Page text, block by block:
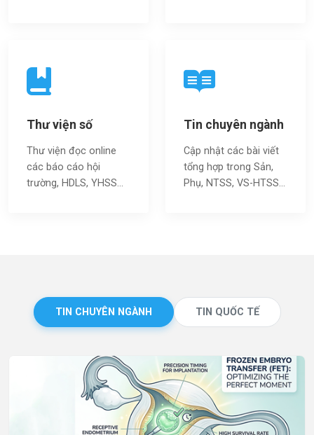
Thư viện số
Thư viện đọc online
các báo cáo hội
trường, HDLS, YHSS…
Tin chuyên ngành
Cập nhật các bài viết
tổng hợp trong Sản,
Phụ, NTSS, VS-HTSS...
TIN CHUYÊN NGÀNH TIN QUỐC TẾ